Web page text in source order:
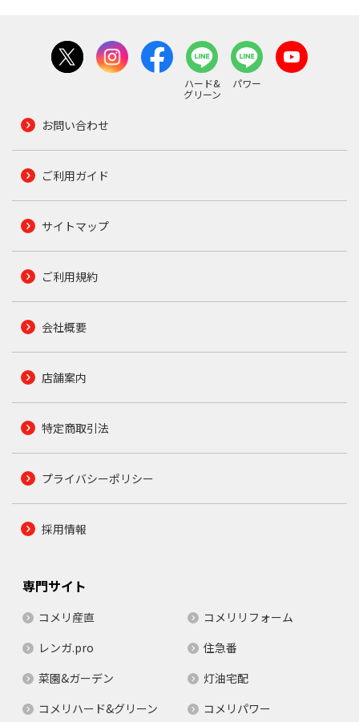
ハード&
グリーン
パワー
お問い合わせ
ご利用ガイド
サイトマップ
ご利用規約
会社概要
店舗案内
特定商取引法
プライバシーポリシー
採用情報
専門サイト
コメリ産直
コメリリフォーム
レンガ.pro
住急番
菜園&ガーデン
灯油宅配
コメリハード&グリーン
コメリパワー